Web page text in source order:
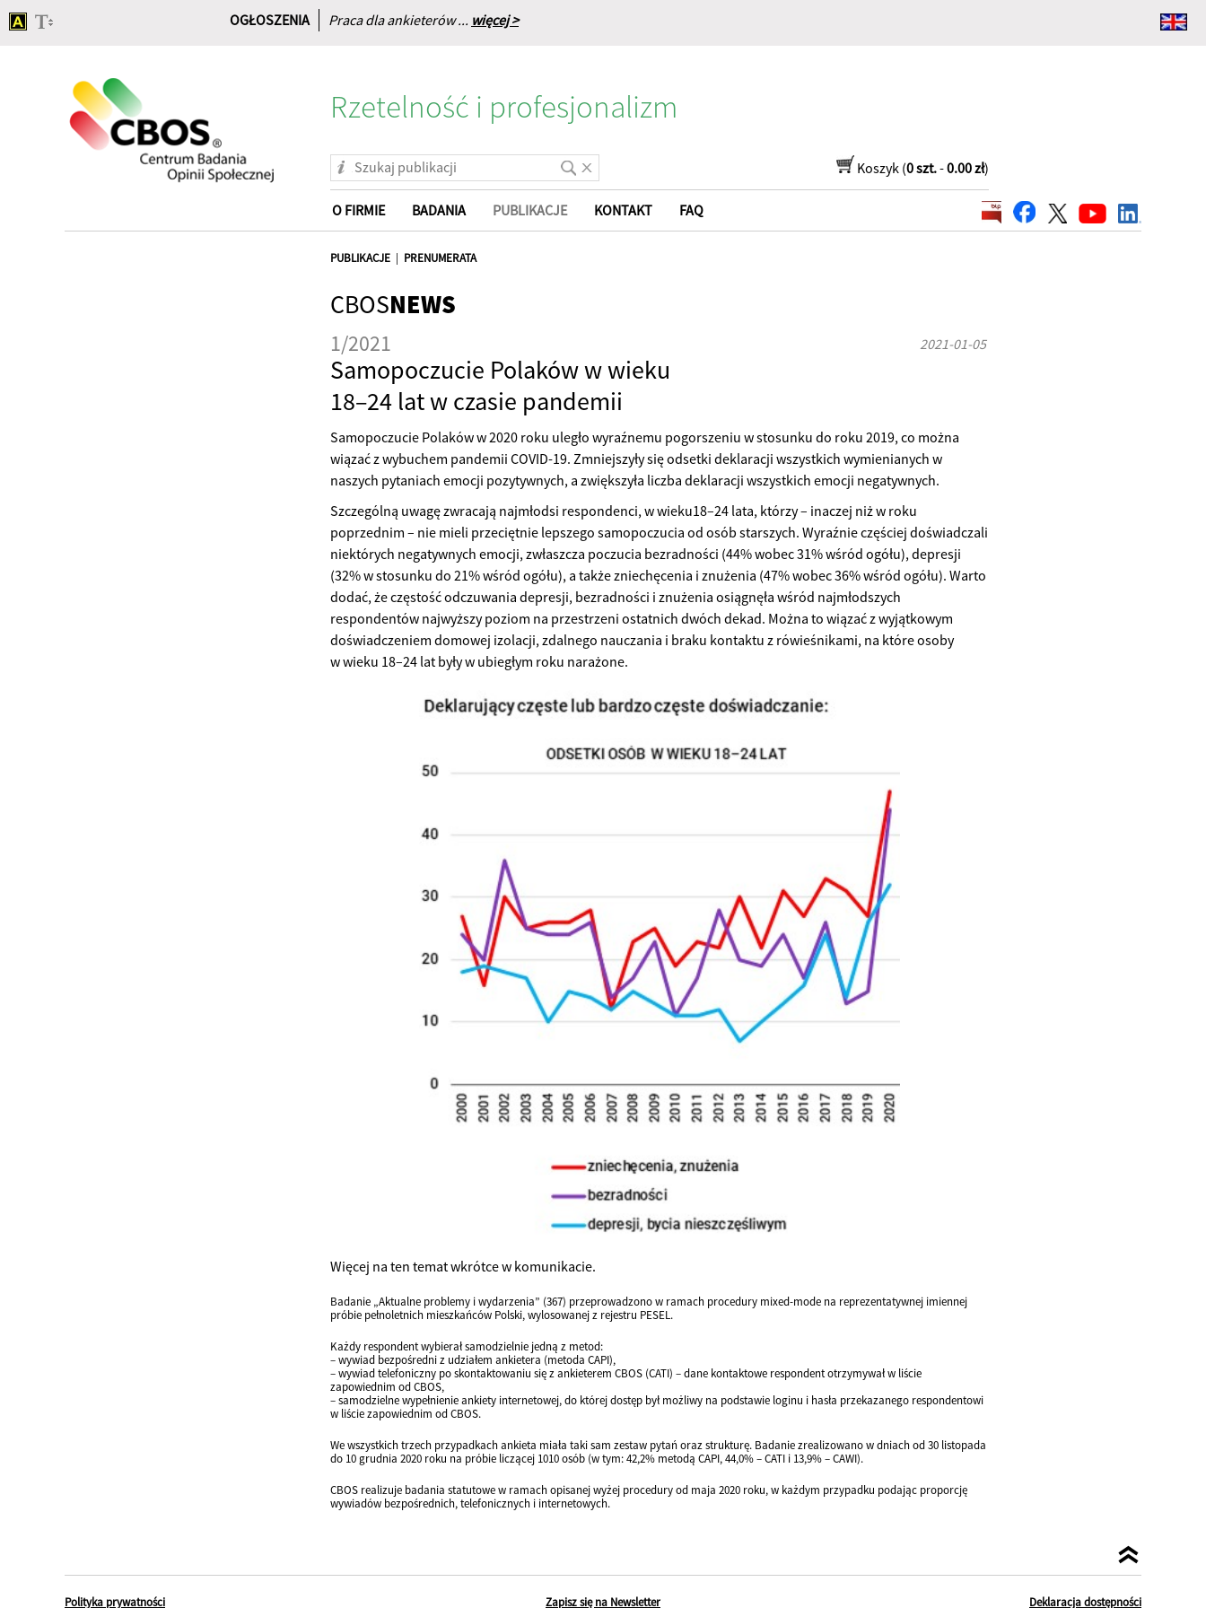
OGŁOSZENIA Praca dla ankieterów ... więcej >
główna
Rzetelność i profesjonalizm
Koszyk (0 szt.-0.00 zł)
O FIRMIE BADANIA PUBLIKACJE KONTAKT FAQ
PUBLIKACJE | PRENUMERATA
CBOSNEWS
1/2021 2021-01-05
Samopoczucie Polaków w wieku
18–24 lat w czasie pandemii
Samopoczucie Polaków w 2020 roku uległo wyraźnemu pogorszeniu w stosunku do roku 2019, co można
wiązać z wybuchem pandemii COVID-19. Zmniejszyły się odsetki deklaracji wszystkich wymienianych w
naszych pytaniach emocji pozytywnych, a zwiększyła liczba deklaracji wszystkich emocji negatywnych.
Szczególną uwagę zwracają najmłodsi respondenci, w wieku18–24 lata, którzy – inaczej niż w roku
poprzednim – nie mieli przeciętnie lepszego samopoczucia od osób starszych. Wyraźnie częściej doświadczali
niektórych negatywnych emocji, zwłaszcza poczucia bezradności (44% wobec 31% wśród ogółu), depresji
(32% w stosunku do 21% wśród ogółu), a także zniechęcenia i znużenia (47% wobec 36% wśród ogółu). Warto
dodać, że częstość odczuwania depresji, bezradności i znużenia osiągnęła wśród najmłodszych
respondentów najwyższy poziom na przestrzeni ostatnich dwóch dekad. Można to wiązać z wyjątkowym
doświadczeniem domowej izolacji, zdalnego nauczania i braku kontaktu z rówieśnikami, na które osoby
w wieku 18–24 lat były w ubiegłym roku narażone.
Więcej na ten temat wkrótce w komunikacie.
Badanie „Aktualne problemy i wydarzenia” (367) przeprowadzono w ramach procedury mixed-mode na reprezentatywnej imiennej
próbie pełnoletnich mieszkańców Polski, wylosowanej z rejestru PESEL.
Każdy respondent wybierał samodzielnie jedną z metod:
– wywiad bezpośredni z udziałem ankietera (metoda CAPI),
– wywiad telefoniczny po skontaktowaniu się z ankieterem CBOS (CATI) – dane kontaktowe respondent otrzymywał w liście
zapowiednim od CBOS,
– samodzielne wypełnienie ankiety internetowej, do której dostęp był możliwy na podstawie loginu i hasła przekazanego respondentowi
w liście zapowiednim od CBOS.
We wszystkich trzech przypadkach ankieta miała taki sam zestaw pytań oraz strukturę. Badanie zrealizowano w dniach od 30 listopada
do 10 grudnia 2020 roku na próbie liczącej 1010 osób (w tym: 42,2% metodą CAPI, 44,0% – CATI i 13,9% – CAWI).
CBOS realizuje badania statutowe w ramach opisanej wyżej procedury od maja 2020 roku, w każdym przypadku podając proporcję
wywiadów bezpośrednich, telefonicznych i internetowych.
Polityka prywatności Zapisz się na Newsletter Deklaracja dostępności